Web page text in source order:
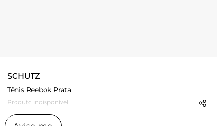
SCHUTZ
Tênis Reebok Prata
Produto indisponível